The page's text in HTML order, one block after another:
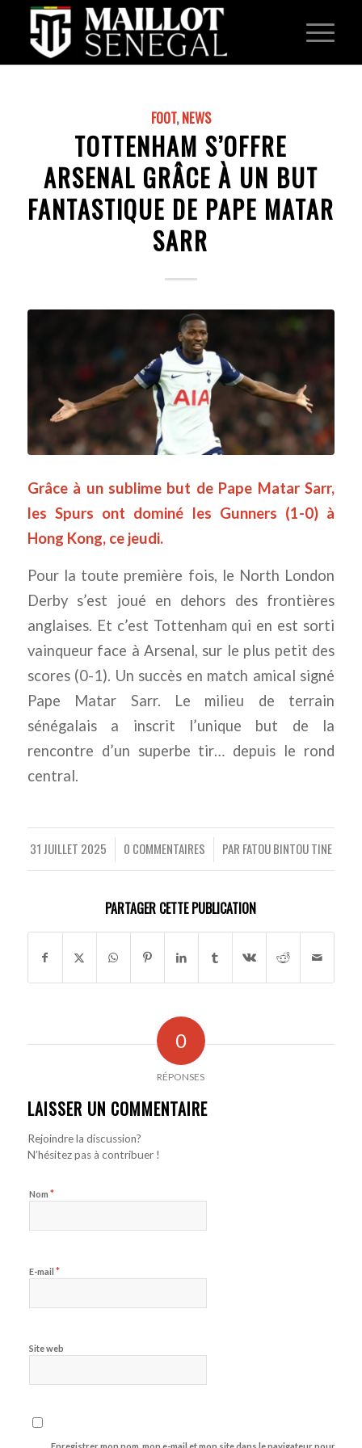
FOOT,NEWS
TOTTENHAM S’OFFRE
ARSENAL GRÂCE À UN BUT
FANTASTIQUE DE PAPE MATAR
SARR
Grâce à un sublime but de Pape Matar Sarr,
les Spurs ont dominé les Gunners (1-0) à
Hong Kong, ce jeudi.
Pour la toute première fois, le North London
Derby s’est joué en dehors des frontières
anglaises. Et c’est Tottenham qui en est sorti
vainqueur face à Arsenal, sur le plus petit des
scores (0-1). Un succès en match amical signé
Pape Matar Sarr. Le milieu de terrain
sénégalais a inscrit l’unique but de la
rencontre d’un superbe tir… depuis le rond
central.
31 JUILLET 2025
/ 0 COMMENTAIRES
/ PAR FATOU BINTOU TINE
PARTAGER CETTE PUBLICATION
0
RÉPONSES
LAISSER UN COMMENTAIRE
Rejoindre la discussion?
N’hésitez pas à contribuer !
Nom *
E-mail *
Site web